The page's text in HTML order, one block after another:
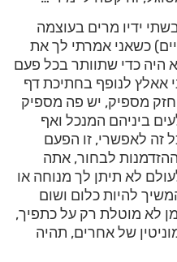
ידיו מרים בעוצמה
כשאני אמרתי לך את
היה כדי שתוותר בכל פעם
אאלץ לנופף בחתיכת דף
מספיק, יש פה מספיק
ביניהם המנכל ואף
זה לאפשרי, זו הפעם
לבחור, אתה
לא תיתן לך מנוחה או
להיות כלום ושום
לא מוטלת רק על כתפיך,
של אחרים, תהיה